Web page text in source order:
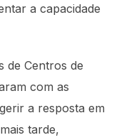
a capacidade
de Centros de
com as
a resposta em
tarde,